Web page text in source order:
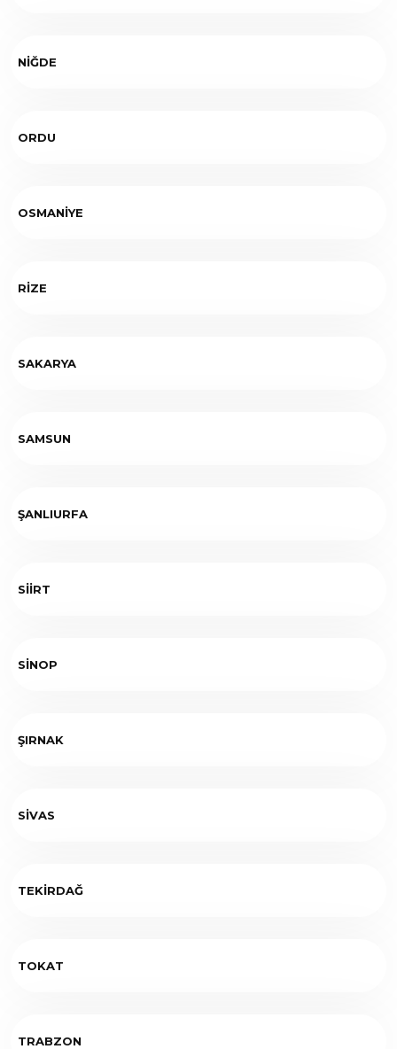
NİĞDE
ORDU
OSMANİYE
RİZE
SAKARYA
SAMSUN
ŞANLIURFA
SİİRT
SİNOP
ŞIRNAK
SİVAS
TEKİRDAĞ
TOKAT
TRABZON